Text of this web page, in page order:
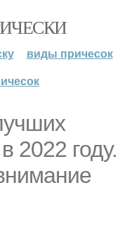
виды причесок
2022 году.